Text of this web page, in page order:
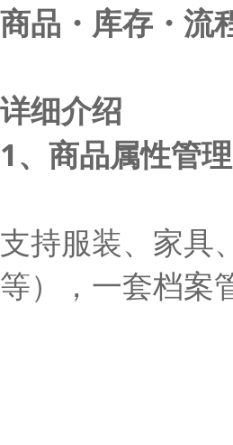
商品・库存・流
详细介绍
1、商品属性管
支持服装、家具
等），一套档案